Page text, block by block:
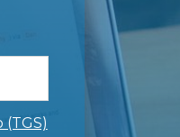
(TGS)